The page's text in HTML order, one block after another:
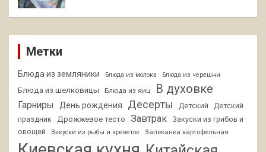
Метки
Блюда из земляники Блюда из молока Блюда из черешни
Блюда из шелковицы Блюда из яиц В духовке
Гарниры День рождения Десерты Детский
Детский
праздник
Дрожжевое тесто Завтрак
Закуски из грибов и
овощей
Закуски из рыбы и креветок Запеканка картофельная